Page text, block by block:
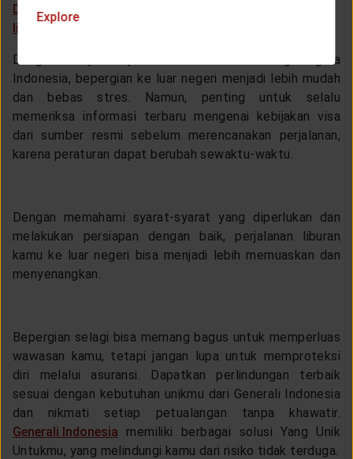
Destinasi terkeren yang wajib masuk bucket list
liburanmu!
Dengan adanya kebijakan bebas visa untuk warga negara
Indonesia, bepergian ke luar negeri menjadi lebih mudah
dan bebas stres. Namun, penting untuk selalu
memeriksa informasi terbaru mengenai kebijakan visa
dari sumber resmi sebelum merencanakan perjalanan,
karena peraturan dapat berubah sewaktu-waktu.
Dengan memahami syarat-syarat yang diperlukan dan
melakukan persiapan dengan baik, perjalanan liburan
kamu ke luar negeri bisa menjadi lebih memuaskan dan
menyenangkan.
Bepergian selagi bisa memang bagus untuk memperluas
wawasan kamu, tetapi jangan lupa untuk memproteksi
diri melalui asuransi. Dapatkan perlindungan terbaik
sesuai dengan kebutuhan unikmu dari Generali Indonesia
dan nikmati setiap petualangan tanpa khawatir.
Generali Indonesia memiliki berbagai solusi Yang Unik
Untukmu, yang melindungi kamu dari risiko tidak terduga.
Explore